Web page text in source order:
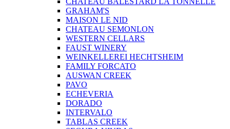
GRAHAM'S
MAISON LE NID
CHATEAU SEMONLON
WESTERN CELLARS
FAUST WINERY
WEINKELLEREI HECHTSHEIM
FAMILY FORCATO
AUSWAN CREEK
PAVO
ECHEVERIA
DORADO
INTERVALO
TABLAS CREEK